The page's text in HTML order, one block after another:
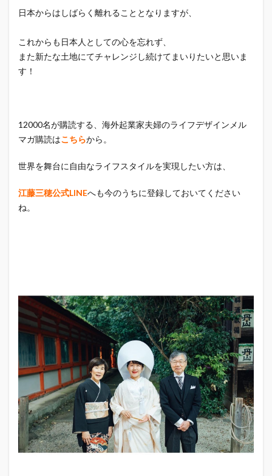
日本からはしばらく離れることとなりますが、
これからも日本人としての心を忘れず、
また新たな土地にてチャレンジし続けてまいりたいと思いま
す！
12000名が購読する、海外起業家夫婦のライフデザインメル
マガ購読はこちらから。
世界を舞台に自由なライフスタイルを実現したい方は、
江藤三穂公式LINEへも今のうちに登録しておいてください
ね。